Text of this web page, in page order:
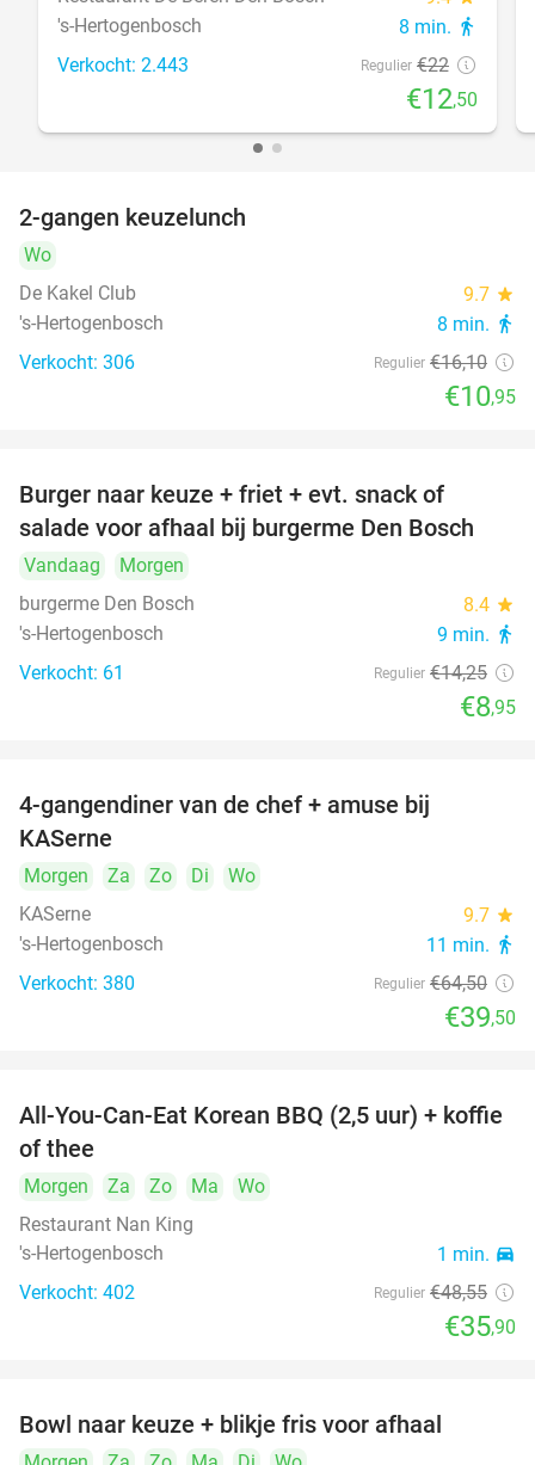
's-Hertogenbosch 8 min. directions_walk
Verkocht: 2.443 Regulier €22
€12,50
2-gangen keuzelunch
Wo
De Kakel Club
9.7 star
's-Hertogenbosch 8 min. directions_walk
Verkocht: 306 Regulier €16,10
€10,95
Burger naar keuze + friet + evt. snack of
salade voor afhaal bij burgerme Den Bosch
Vandaag
Morgen
burgerme Den Bosch
8.4 star
's-Hertogenbosch 9 min. directions_walk
Verkocht: 61 Regulier €14,25
€8,95
4-gangendiner van de chef + amuse bij
KASerne
Morgen Za Zo Di
Wo
KASerne
9.7 star
's-Hertogenbosch 11 min. directions_walk
Verkocht: 380 Regulier €64,50
€39,50
26%
All-You-Can-Eat Korean BBQ (2,5 uur) + koffie
of thee
Morgen Za Zo Ma
Wo
Restaurant Nan King
's-Hertogenbosch
1 min. directions_car
Verkocht: 402 Regulier €48,55
€35,90
Bowl naar keuze + blikje fris voor afhaal